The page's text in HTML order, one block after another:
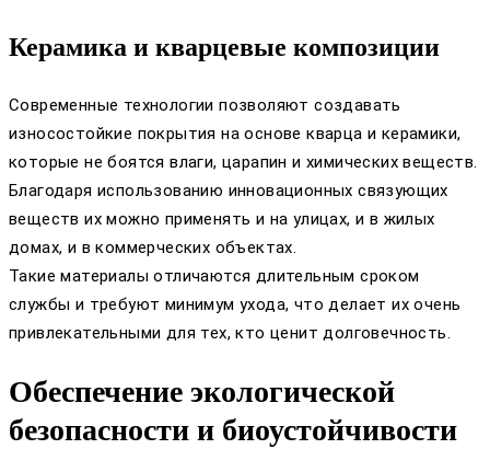
Керамика и кварцевые композиции
Современные технологии позволяют создавать
износостойкие покрытия на основе кварца и керамики,
которые не боятся влаги, царапин и химических веществ.
Благодаря использованию инновационных связующих
веществ их можно применять и на улицах, и в жилых
домах, и в коммерческих объектах.
Такие материалы отличаются длительным сроком
службы и требуют минимум ухода, что делает их очень
привлекательными для тех, кто ценит долговечность.
Обеспечение экологической
безопасности и биоустойчивости